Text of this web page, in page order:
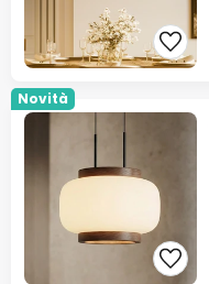
Novità